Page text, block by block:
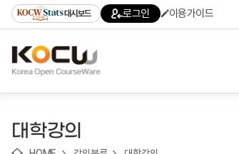
기
기
기
content)
가
대시보드 로그인 이용가이드
대학강의